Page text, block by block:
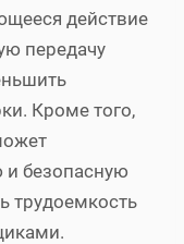
действие
передачу
Кроме того,
и безопасную
трудоемкость